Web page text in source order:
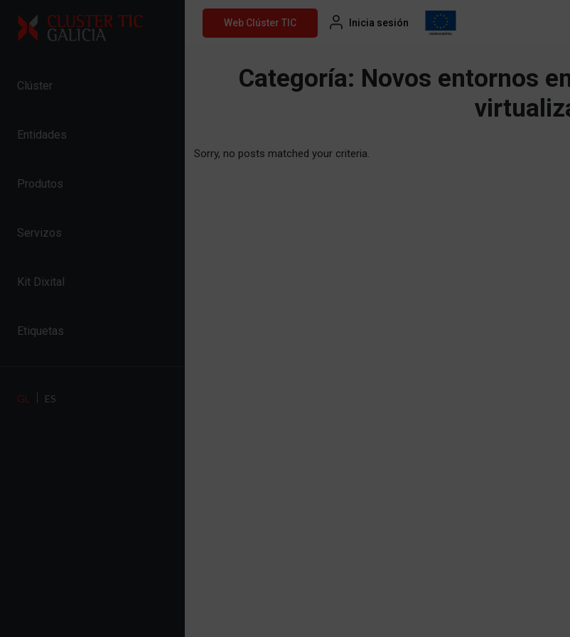
Skip to content
Clúster
Entidades
Produtos
Servizos
Kit Dixital
Etiquetas
GL ES
Web Clúster TIC Inicia sesión
Categoría: Novos entornos
Sorry, no posts matched your criteria.